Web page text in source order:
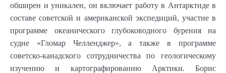
обширен и уникален, он включает работу в Антарктиде в
составе советской и американской экспедиций, участие в
программе океанического глубоководного бурения на
судне «Гломар Челленджер», а также в программе
советско-канадского сотрудничества по геологическому
изучению и картографированию Арктики. Борис